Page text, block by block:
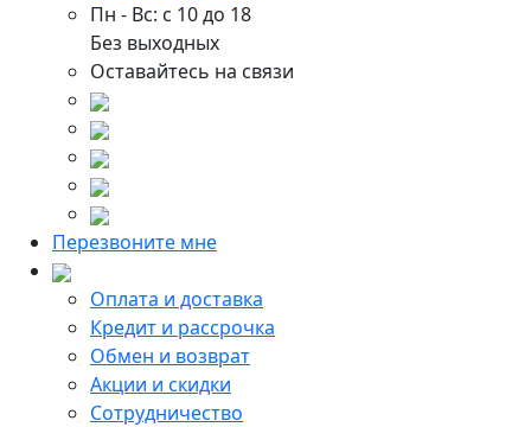
Пн - Вс: с 10 до 18
Без выходных
Оставайтесь на связи
Перезвоните мне
Оплата и доставка
Кредит и рассрочка
Обмен и возврат
Акции и скидки
Сотрудничество